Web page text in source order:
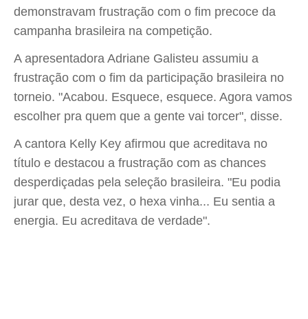
demonstravam frustração com o fim precoce da
campanha brasileira na competição.
A apresentadora Adriane Galisteu assumiu a
frustração com o fim da participação brasileira no
torneio. "Acabou. Esquece, esquece. Agora vamos
escolher pra quem que a gente vai torcer", disse.
A cantora Kelly Key afirmou que acreditava no
título e destacou a frustração com as chances
desperdiçadas pela seleção brasileira. "Eu podia
jurar que, desta vez, o hexa vinha... Eu sentia a
energia. Eu acreditava de verdade".